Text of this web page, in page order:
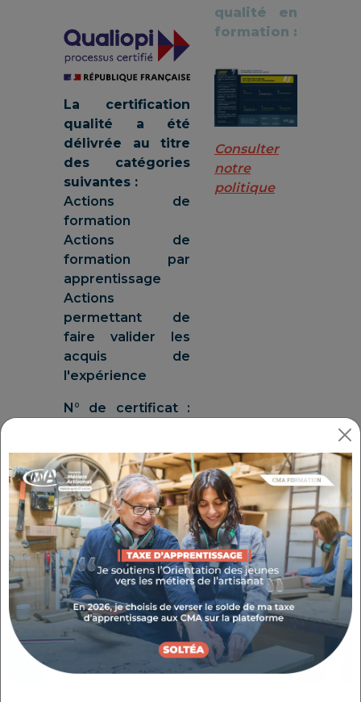
La certification
qualité a été
délivrée au titre
des catégories
suivantes :
Actions de
formation
Actions de
formation par
apprentissage
Actions
permettant de
faire valider les
acquis de
l'expérience
N° de certificat :
certificat
qualité en
formation :
Consulter
notre
politique
Structurée autour d'une fonction
centrale, notre démarche qualité
tournée vers la satisfaction de nos
clients se déploie dans chaque centre
de formation et site de formation
sous l'impulsion de personnes
ressources dédiées. (Référents